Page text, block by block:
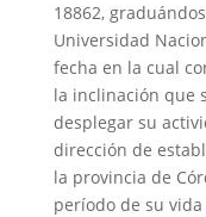
18862,
Universidad
fecha en la cual
la inclinación que
desplegar su
dirección de
la provincia de
período de su